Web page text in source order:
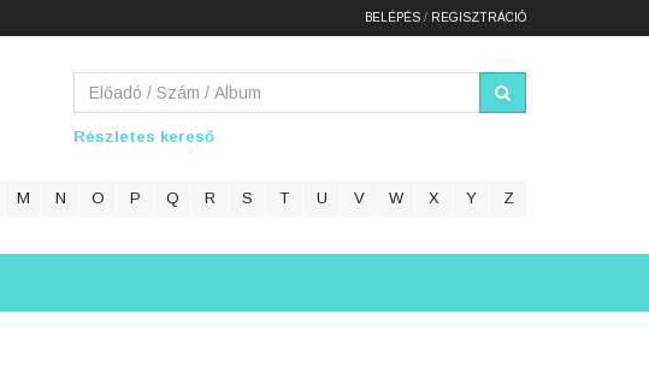
BELÉPÉS / REGISZTRÁCIÓ
Részletes kereső
M N O P Q R S T U V W X Y Z